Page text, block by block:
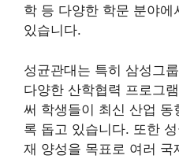
학 등 다양한 학문 분야
있습니다.
성균관대는 특히 삼성그
다양한 산학협력 프로그
써 학생들이 최신 산업 동
록 돕고 있습니다. 또한
재 양성을 목표로 여러 국